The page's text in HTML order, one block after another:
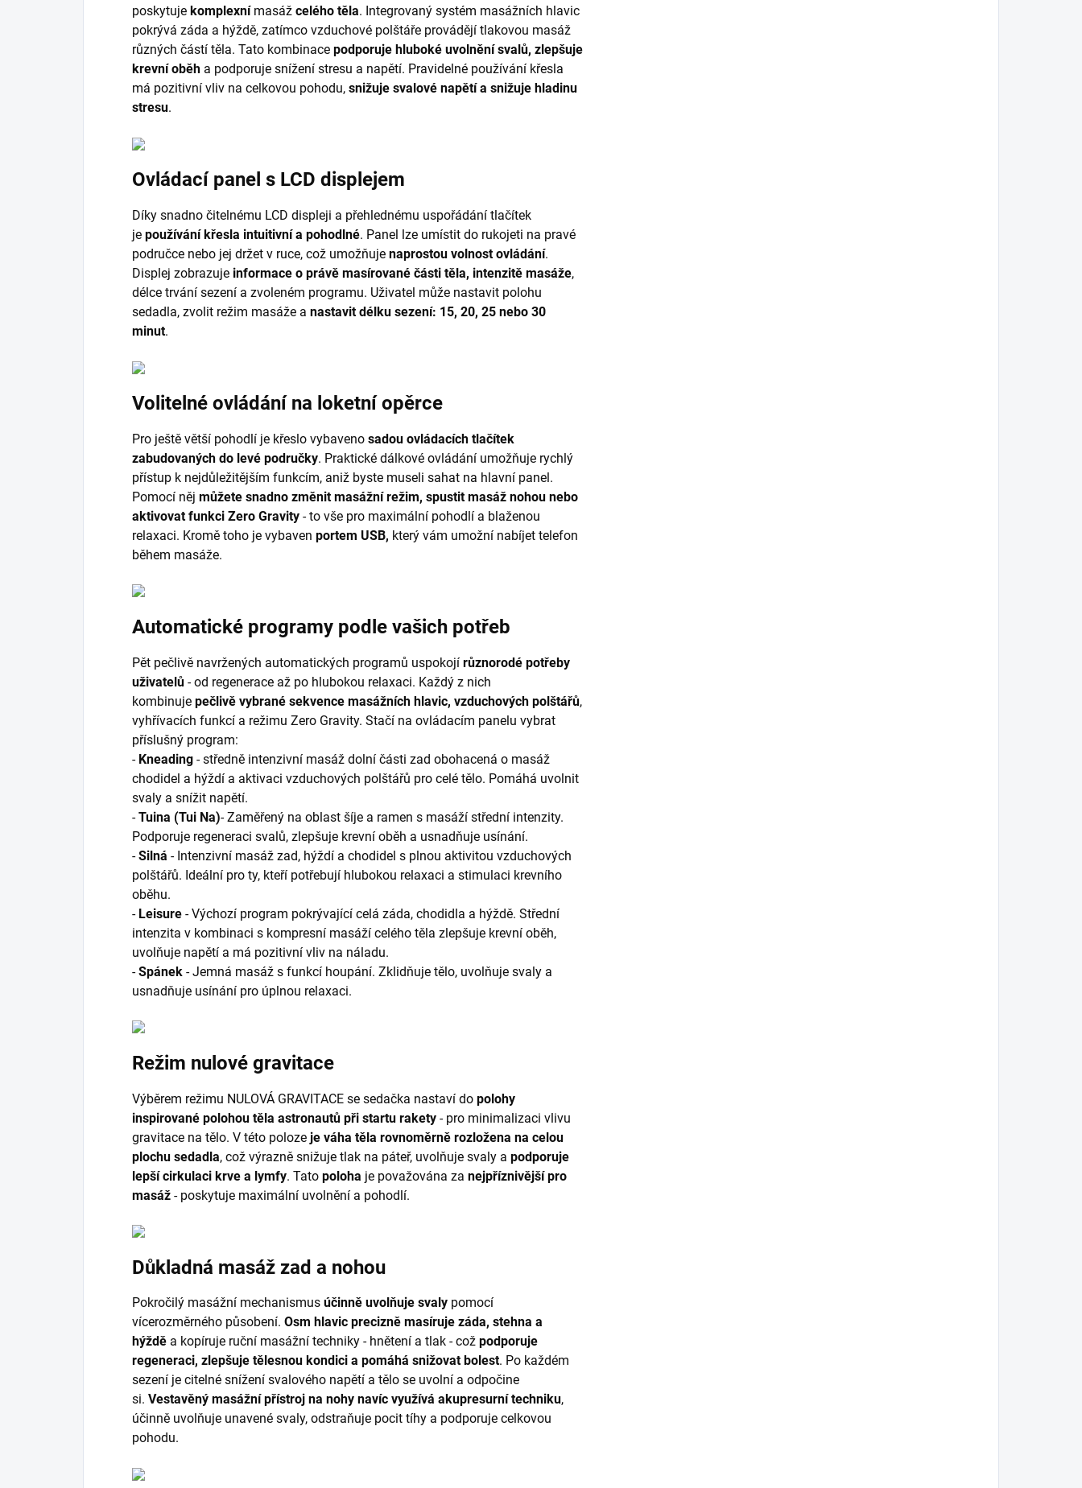
poskytuje komplexní masáž celého těla. Integrovaný systém masážních hlavic
pokrývá záda a hýždě, zatímco vzduchové polštáře provádějí tlakovou masáž
různých částí těla. Tato kombinace podporuje hluboké uvolnění svalů, zlepšuje
krevní oběh a podporuje snížení stresu a napětí. Pravidelné používání křesla
má pozitivní vliv na celkovou pohodu, snižuje svalové napětí a snižuje hladinu
stresu.
Ovládací panel s LCD displejem
Díky snadno čitelnému LCD displeji a přehlednému uspořádání tlačítek
je používání křesla intuitivní a pohodlné. Panel lze umístit do rukojeti na pravé
područce nebo jej držet v ruce, což umožňuje naprostou volnost ovládání.
Displej zobrazuje informace o právě masírované části těla, intenzitě masáže,
délce trvání sezení a zvoleném programu. Uživatel může nastavit polohu
sedadla, zvolit režim masáže a nastavit délku sezení: 15, 20, 25 nebo 30
minut.
Volitelné ovládání na loketní opěrce
Pro ještě větší pohodlí je křeslo vybaveno sadou ovládacích tlačítek
zabudovaných do levé područky. Praktické dálkové ovládání umožňuje rychlý
přístup k nejdůležitějším funkcím, aniž byste museli sahat na hlavní panel.
Pomocí něj můžete snadno změnit masážní režim, spustit masáž nohou nebo
aktivovat funkci Zero Gravity - to vše pro maximální pohodlí a blaženou
relaxaci. Kromě toho je vybaven portem USB, který vám umožní nabíjet telefon
během masáže.
Automatické programy podle vašich potřeb
Pět pečlivě navržených automatických programů uspokojí různorodé potřeby
uživatelů - od regenerace až po hlubokou relaxaci. Každý z nich
kombinuje pečlivě vybrané sekvence masážních hlavic, vzduchových polštářů,
vyhřívacích funkcí a režimu Zero Gravity. Stačí na ovládacím panelu vybrat
příslušný program:
- Kneading - středně intenzivní masáž dolní části zad obohacená o masáž
chodidel a hýždí a aktivaci vzduchových polštářů pro celé tělo. Pomáhá uvolnit
svaly a snížit napětí.
- Tuina (Tui Na)- Zaměřený na oblast šíje a ramen s masáží střední intenzity.
Podporuje regeneraci svalů, zlepšuje krevní oběh a usnadňuje usínání.
- Silná - Intenzivní masáž zad, hýždí a chodidel s plnou aktivitou vzduchových
polštářů. Ideální pro ty, kteří potřebují hlubokou relaxaci a stimulaci krevního
oběhu.
- Leisure - Výchozí program pokrývající celá záda, chodidla a hýždě. Střední
intenzita v kombinaci s kompresní masáží celého těla zlepšuje krevní oběh,
uvolňuje napětí a má pozitivní vliv na náladu.
- Spánek - Jemná masáž s funkcí houpání. Zklidňuje tělo, uvolňuje svaly a
usnadňuje usínání pro úplnou relaxaci.
Režim nulové gravitace
Výběrem režimu NULOVÁ GRAVITACE se sedačka nastaví do polohy
inspirované polohou těla astronautů při startu rakety - pro minimalizaci vlivu
gravitace na tělo. V této poloze je váha těla rovnoměrně rozložena na celou
plochu sedadla, což výrazně snižuje tlak na páteř, uvolňuje svaly a podporuje
lepší cirkulaci krve a lymfy. Tato poloha je považována za nejpříznivější pro
masáž - poskytuje maximální uvolnění a pohodlí.
Důkladná masáž zad a nohou
Pokročilý masážní mechanismus účinně uvolňuje svaly pomocí
vícerozměrného působení. Osm hlavic precizně masíruje záda, stehna a
hýždě a kopíruje ruční masážní techniky - hnětení a tlak - což podporuje
regeneraci, zlepšuje tělesnou kondici a pomáhá snižovat bolest. Po každém
sezení je citelné snížení svalového napětí a tělo se uvolní a odpočine
si. Vestavěný masážní přístroj na nohy navíc využívá akupresurní techniku,
účinně uvolňuje unavené svaly, odstraňuje pocit tíhy a podporuje celkovou
pohodu.